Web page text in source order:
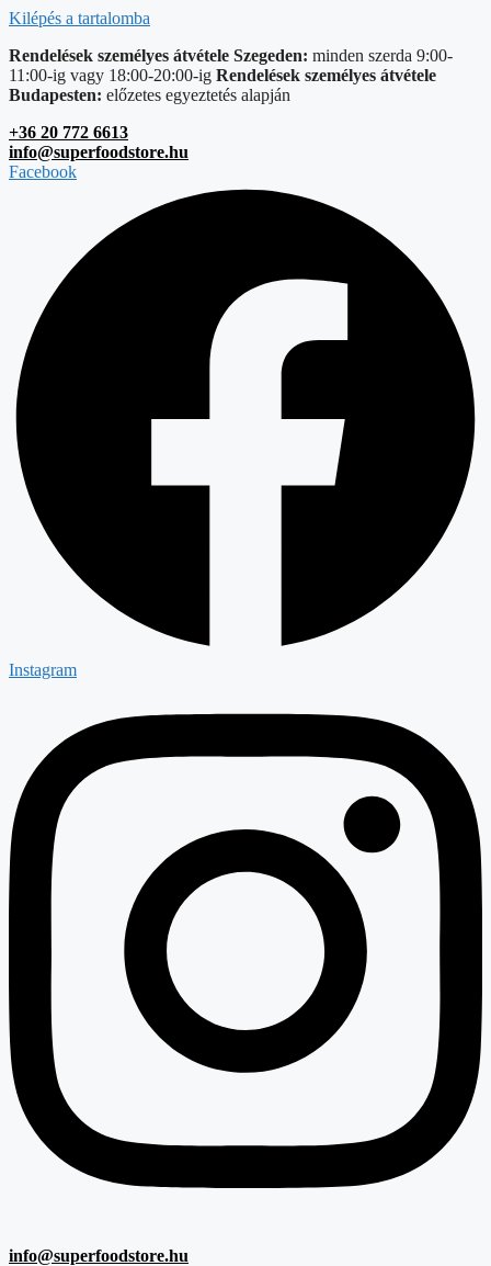
Kilépés a tartalomba
Rendelések személyes átvétele Szegeden: minden szerda 9:00-
11:00-ig vagy 18:00-20:00-ig Rendelések személyes átvétele
Budapesten: előzetes egyeztetés alapján
+36 20 772 6613
info@superfoodstore.hu
Facebook
Instagram
info@superfoodstore.hu